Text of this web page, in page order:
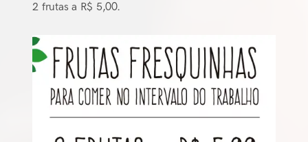
2 frutas a R$ 5,00.